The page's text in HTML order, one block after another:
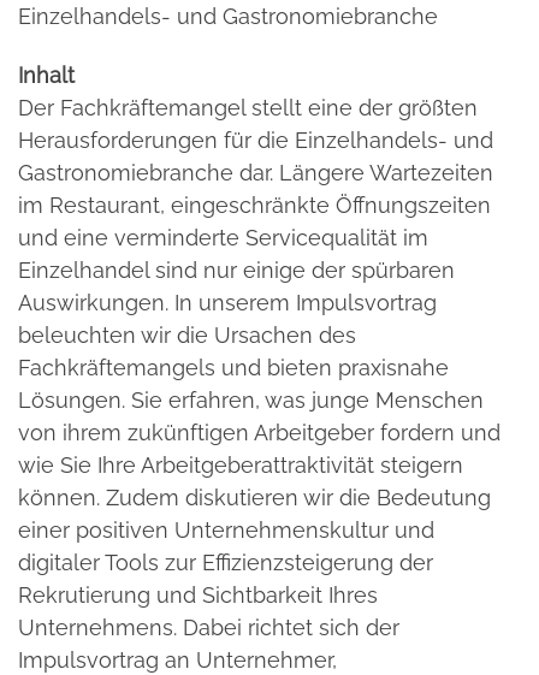
Einzelhandels- und Gastronomiebranche
Inhalt
Der Fachkräftemangel stellt eine der größten
Herausforderungen für die Einzelhandels- und
Gastronomiebranche dar. Längere Wartezeiten
im Restaurant, eingeschränkte Öffnungszeiten
und eine verminderte Servicequalität im
Einzelhandel sind nur einige der spürbaren
Auswirkungen. In unserem Impulsvortrag
beleuchten wir die Ursachen des
Fachkräftemangels und bieten praxisnahe
Lösungen. Sie erfahren, was junge Menschen
von ihrem zukünftigen Arbeitgeber fordern und
wie Sie Ihre Arbeitgeberattraktivität steigern
können. Zudem diskutieren wir die Bedeutung
einer positiven Unternehmenskultur und
digitaler Tools zur Effizienzsteigerung der
Rekrutierung und Sichtbarkeit Ihres
Unternehmens. Dabei richtet sich der
Impulsvortrag an Unternehmer,